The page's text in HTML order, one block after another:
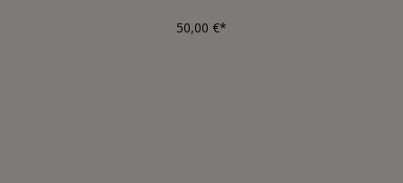
50,00 €*